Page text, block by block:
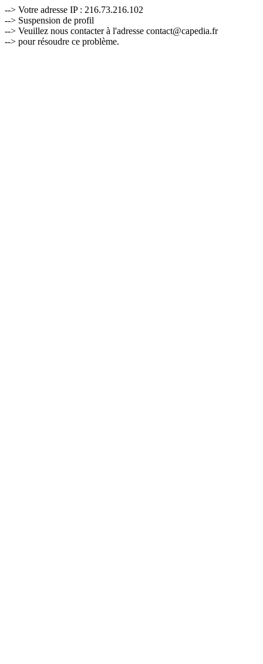
--> Votre adresse IP : 216.73.216.102
--> Suspension de profil
--> Veuillez nous contacter à l'adresse contact@capedia.fr
--> pour résoudre ce problème.